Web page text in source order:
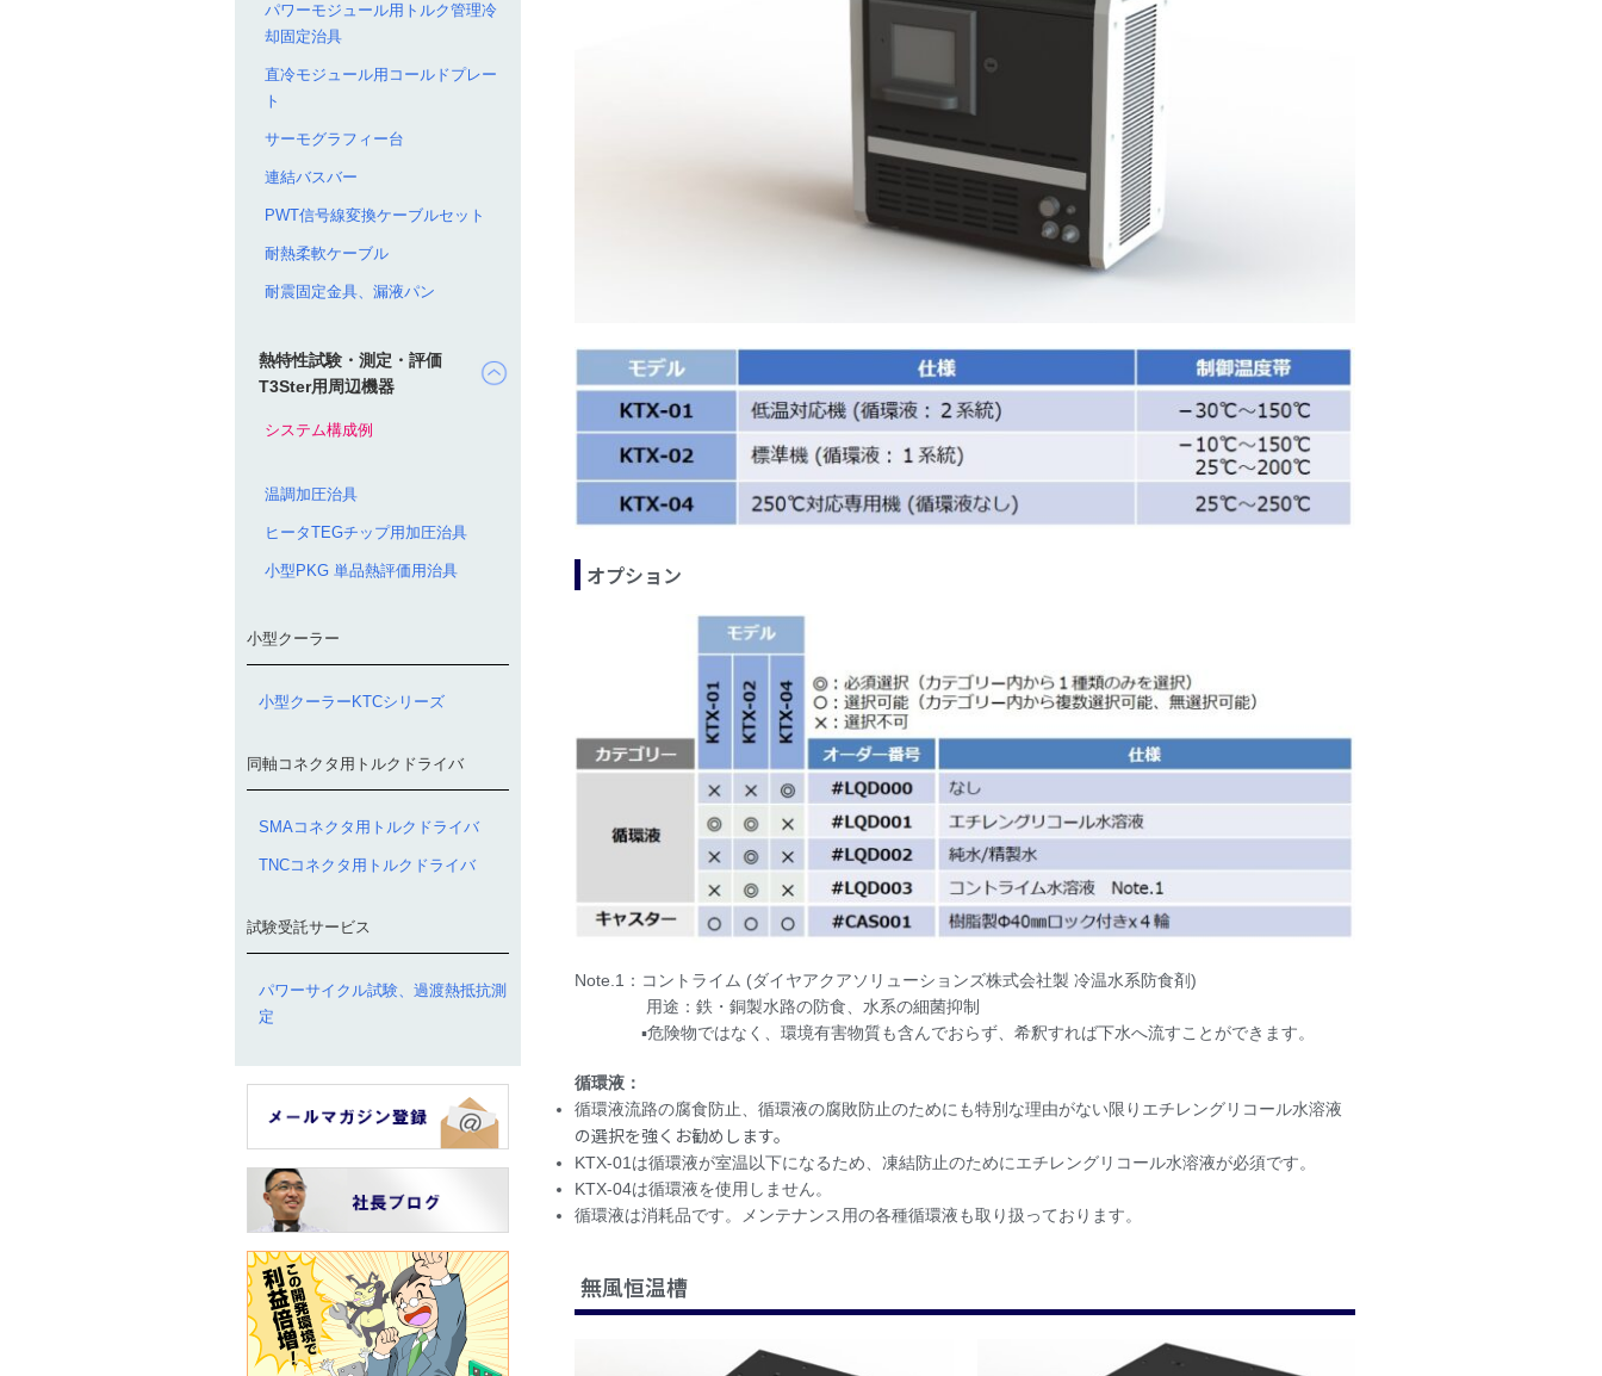
オプション
Note.1：コントライム (ダイヤアクアソリューションズ株式会社製 冷温水系防食剤)
用途：鉄・銅製水路の防食、水系の細菌抑制
▪危険物ではなく、環境有害物質も含んでおらず、希釈すれば下水へ流すことができます。
循環液：
循環液流路の腐食防止、循環液の腐敗防止のためにも特別な理由がない限りエチレングリコール水溶液
の選択を強くお勧めします。
KTX-01は循環液が室温以下になるため、凍結防止のためにエチレングリコール水溶液が必須です。
KTX-04は循環液を使用しません。
循環液は消耗品です。メンテナンス用の各種循環液も取り扱っております。
無風恒温槽
パワーモジュール用トルク管理冷
却固定治具
直冷モジュール用コールドプレー
ト
サーモグラフィー台
連結バスバー
PWT信号線変換ケーブルセット
耐熱柔軟ケーブル
耐震固定金具、漏液パン
熱特性試験・測定・評価
T3Ster用周辺機器
システム構成例
温調加圧治具
ヒータTEGチップ用加圧治具
小型PKG 単品熱評価用治具
小型クーラー
小型クーラーKTCシリーズ
同軸コネクタ用トルクドライバ
SMAコネクタ用トルクドライバ
TNCコネクタ用トルクドライバ
試験受託サービス
パワーサイクル試験、過渡熱抵抗測
定